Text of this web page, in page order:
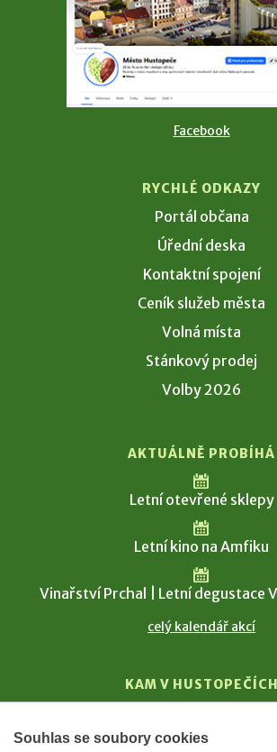
Facebook
RYCHLÉ ODKAZY
Portál občana
Úřední deska
Kontaktní spojení
Ceník služeb města
Volná místa
Stánkový prodej
Volby 2026
AKTUÁLNĚ PROBÍHÁ
Letní otevřené sklepy
Letní kino na Amfiku
Vinařství Prchal | Letní degustace
celý kalendář akcí
KAM V HUSTOPEČÍCH
T. G. Masaryk
Souhlas se soubory cookies